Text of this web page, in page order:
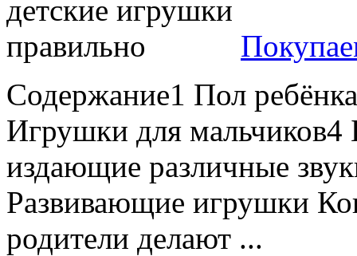
Содержание1 Пол
Игрушки для мальчиков4
издающие различные
Развивающие игрушки
родители делают ...